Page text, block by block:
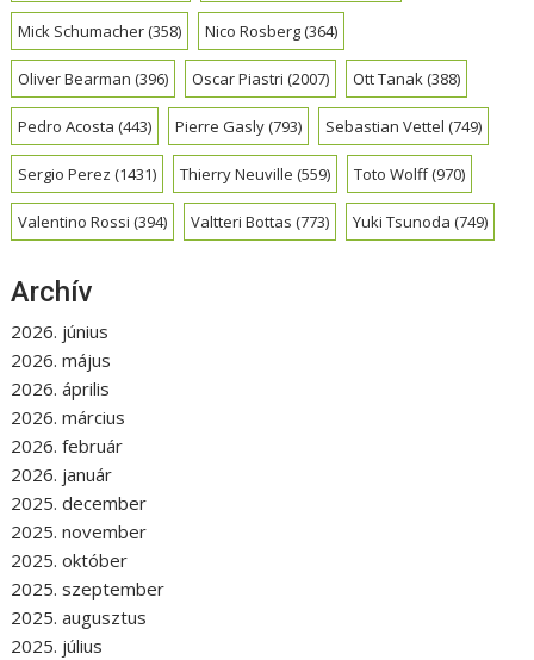
Mick Schumacher(358) Nico Rosberg(364)
Oliver Bearman (396) Oscar Piastri (2007) Ott Tanak(388)
Pedro Acosta (443) Pierre Gasly(793) Sebastian Vettel (749)
Sergio Perez (1431) Thierry Neuville (559) Toto Wolff(970)
Valentino Rossi (394) Valtteri Bottas (773) Yuki Tsunoda (749)
Archív
2026. június
2026. május
2026. április
2026. március
2026. február
2026. január
2025. december
2025. november
2025. október
2025. szeptember
2025. augusztus
2025. július